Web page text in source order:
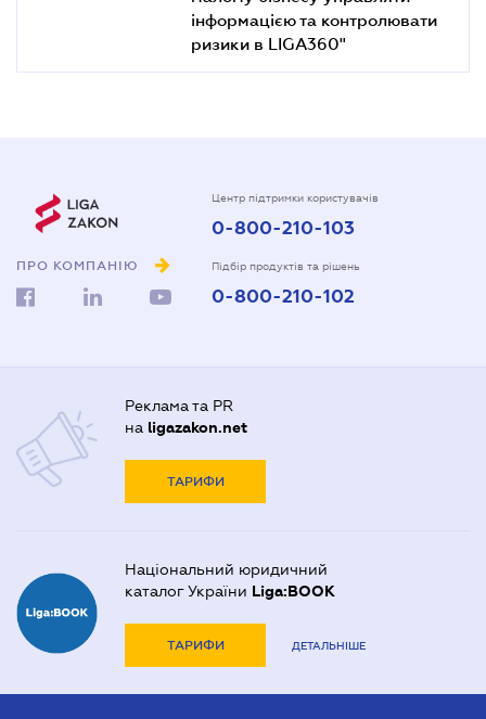
інформацією та контролювати
ризики в LIGA360"
ПРО КОМПАНІЮ
Центр підтримки користувачів
0-800-210-103
Підбір продуктів та рішень
0-800-210-102
Реклама та PR
на ligazakon.net
ТАРИФИ
Національний юридичний
каталог України Liga:BOOK
ТАРИФИ ДЕТАЛЬНІШЕ